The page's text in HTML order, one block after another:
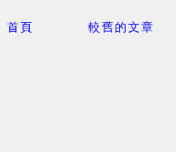
較舊的文章
首頁